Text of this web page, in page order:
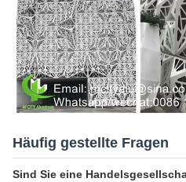
Häufig gestellte Fragen
Sind Sie eine